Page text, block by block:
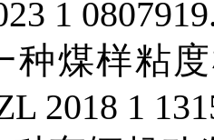
1
种煤样粘
2018 1